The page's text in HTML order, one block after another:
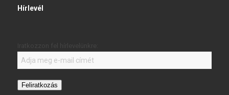
Hírlevél
Feliratkozás